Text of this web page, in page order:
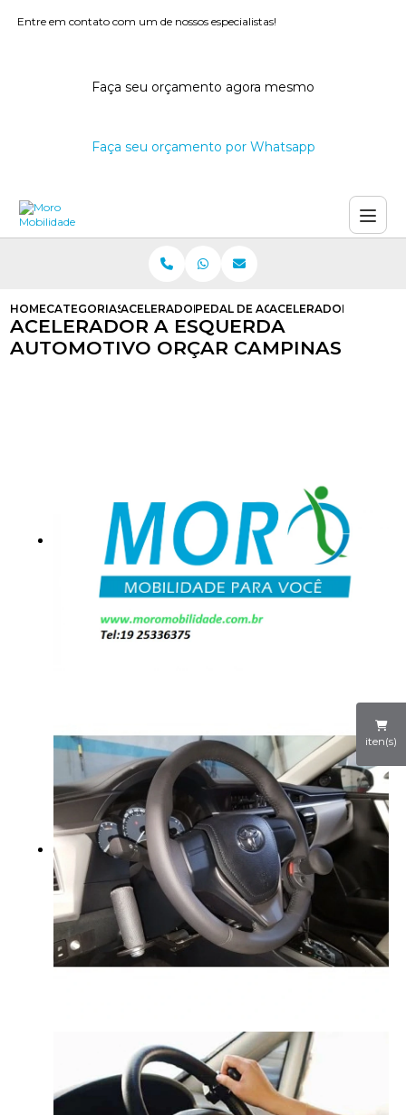
Entre em contato com um de nossos especialistas!
Faça seu orçamento agora mesmo
Faça seu orçamento por Whatsapp
iten(s)
HOMECATEGORIASACELERADORES A ESQUERDA
PEDAL DE ACELERADOR A
ACELERADOR A
ACELERADOR A ESQUERDA
AUTOMOTIVO ORÇAR CAMPINAS